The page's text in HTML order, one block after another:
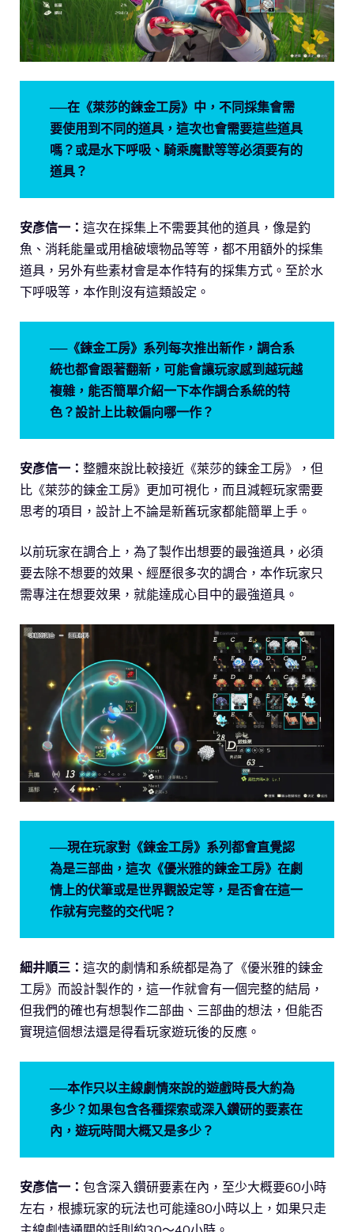
──在《萊莎的鍊金工房》中，不同採集會需
要使用到不同的道具，這次也會需要這些道具
嗎？或是水下呼吸、騎乘魔獸等等必須要有的
道具？
安彥信一： 這次在採集上不需要其他的道具，像是釣
魚、消耗能量或用槍破壞物品等等，都不用額外的採集
道具，另外有些素材會是本作特有的採集方式。至於水
下呼吸等，本作則沒有這類設定。
──《鍊金工房》系列每次推出新作，調合系
統也都會跟著翻新，可能會讓玩家感到越玩越
複雜，能否簡單介紹一下本作調合系統的特
色？設計上比較偏向哪一作？
安彥信一： 整體來說比較接近《萊莎的鍊金工房》，但
比《萊莎的鍊金工房》更加可視化，而且減輕玩家需要
思考的項目，設計上不論是新舊玩家都能簡單上手。
以前玩家在調合上，為了製作出想要的最強道具，必須
要去除不想要的效果、經歷很多次的調合，本作玩家只
需專注在想要效果，就能達成心目中的最強道具。
──現在玩家對《鍊金工房》系列都會直覺認
為是三部曲，這次《優米雅的鍊金工房》在劇
情上的伏筆或是世界觀設定等，是否會在這一
作就有完整的交代呢？
細井順三： 這次的劇情和系統都是為了《優米雅的鍊金
工房》而設計製作的，這一作就會有一個完整的結局，
但我們的確也有想製作二部曲、三部曲的想法，但能否
實現這個想法還是得看玩家遊玩後的反應。
──本作只以主線劇情來說的遊戲時長大約為
多少？如果包含各種探索或深入鑽研的要素在
內，遊玩時間大概又是多少？
安彥信一： 包含深入鑽研要素在內，至少大概要60小時
左右，根據玩家的玩法也可能達80小時以上，如果只走